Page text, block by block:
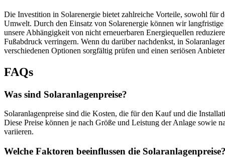
Die Investition in Solarenergie bietet zahlreiche Vorteile, sowohl für
Umwelt. Durch den Einsatz von Solarenergie können wir
unsere Abhängigkeit von nicht erneuerbaren Energiequellen
Fußabdruck verringern. Wenn du darüber nachdenkst, in
verschiedenen Optionen sorgfältig prüfen und einen seriösen
FAQs
Was sind Solaranlagenpreise?
Solaranlagenpreise sind die Kosten, die für den Kauf und die
Diese Preise können je nach Größe und Leistung der Anlage sowie
variieren.
Welche Faktoren beeinflussen die